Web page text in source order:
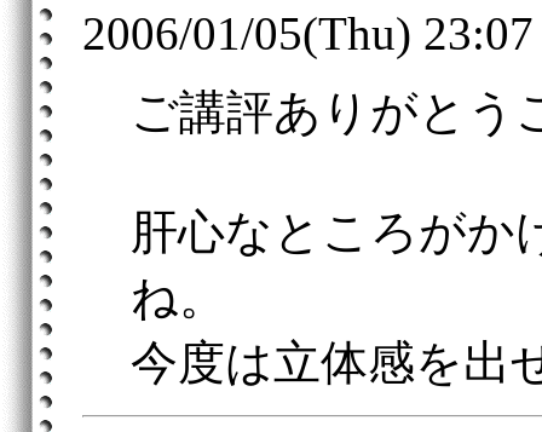
2006/01/05(Thu) 23:07
ご講評ありがとう
肝心なところがか
ね。
今度は立体感を出